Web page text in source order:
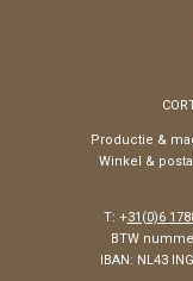
Productie &
Winkel &
T: +31(0)6
BTW
IBAN: NL43